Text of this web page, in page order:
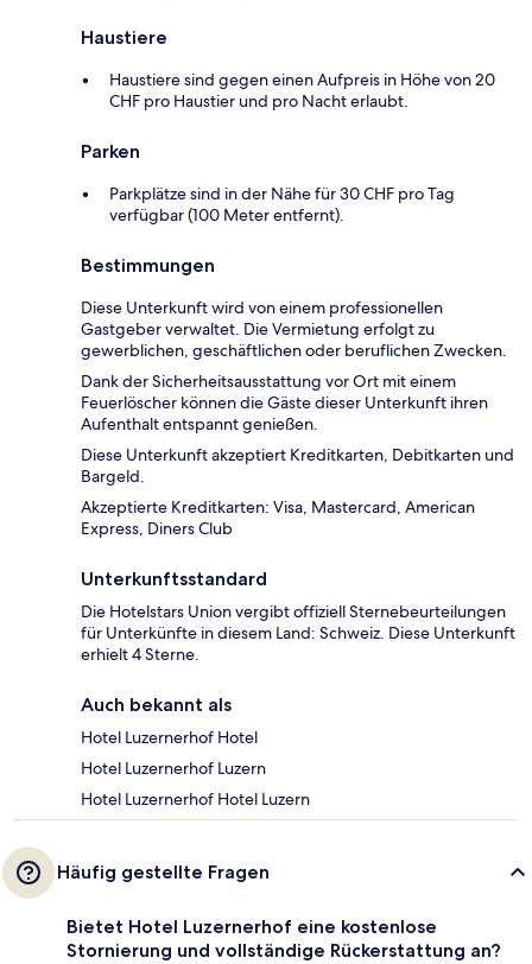
Haustiere
Haustiere sind gegen einen Aufpreis in Höhe von 20
CHF pro Haustier und pro Nacht erlaubt.
Parken
Parkplätze sind in der Nähe für 30 CHF pro Tag
verfügbar (100 Meter entfernt).
Bestimmungen
Diese Unterkunft wird von einem professionellen
Gastgeber verwaltet. Die Vermietung erfolgt zu
gewerblichen, geschäftlichen oder beruflichen Zwecken.
Dank der Sicherheitsausstattung vor Ort mit einem
Feuerlöscher können die Gäste dieser Unterkunft ihren
Aufenthalt entspannt genießen.
Diese Unterkunft akzeptiert Kreditkarten, Debitkarten und
Bargeld.
Akzeptierte Kreditkarten: Visa, Mastercard, American
Express, Diners Club
Unterkunftsstandard
Die Hotelstars Union vergibt offiziell Sternebeurteilungen
für Unterkünfte in diesem Land: Schweiz. Diese Unterkunft
erhielt 4 Sterne.
Auch bekannt als
Hotel Luzernerhof Hotel
Hotel Luzernerhof Luzern
Hotel Luzernerhof Hotel Luzern
Häufig gestellte Fragen
Bietet Hotel Luzernerhof eine kostenlose
Stornierung und vollständige Rückerstattung an?